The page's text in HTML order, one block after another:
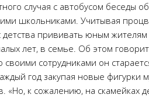
случая с автобусом беседы
школьниками. Учитывая
детства прививать юным
лет, в семье. Об этом
своими сотрудниками он
год закупая новые
«Но, к сожалению, на скамейках